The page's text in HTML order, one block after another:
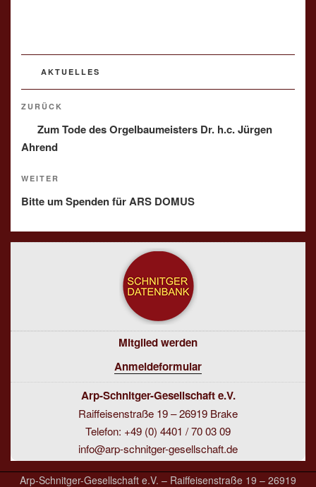
KATEGORIEN
AKTUELLES
Vorheriger
Beitrag
ZURÜCK
Zum Tode des Orgelbaumeisters Dr. h.c. Jürgen
Ahrend
Nächster
Beitrag
WEITER
Bitte um Spenden für ARS DOMUS
Mitglied werden
Anmeldeformular
Arp-Schnitger-Gesellschaft e.V.
Raiffeisenstraße 19 – 26919 Brake
Telefon: +49 (0) 4401 / 70 03 09
info@arp-schnitger-gesellschaft.de
Arp-Schnitger-Gesellschaft e.V. – Raiffeisenstraße 19 – 26919